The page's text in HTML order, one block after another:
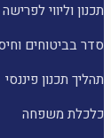
תכנון וליווי לפרישה
סדר בביטוחים
תהליך תכנון פיננסי
כלכלת משפחה